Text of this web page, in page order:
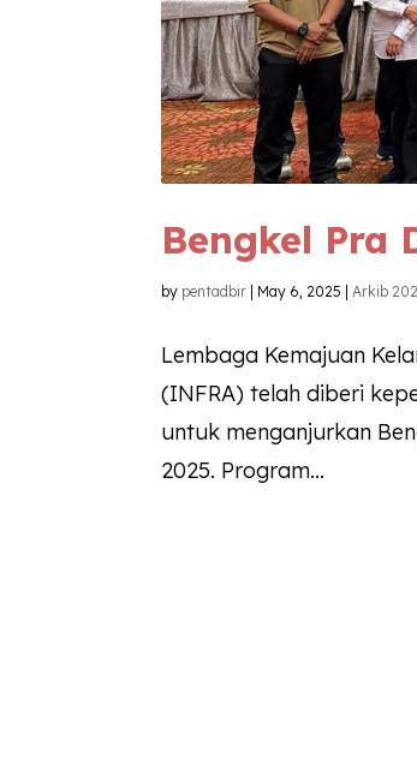
Bengkel Pra
by pentadbir | May 6, 2025 |Arkib
Lembaga Kemajuan
(INFRA) telah diberi
untuk menganjurkan
2025. Program...